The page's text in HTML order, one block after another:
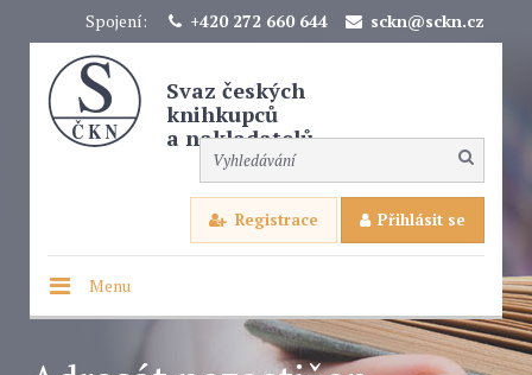
Spojení: +420 272 660 644 sckn@sckn.cz
Svaz českých
knihkupců
a nakladatelů
Registrace Přihlásit se
Menu